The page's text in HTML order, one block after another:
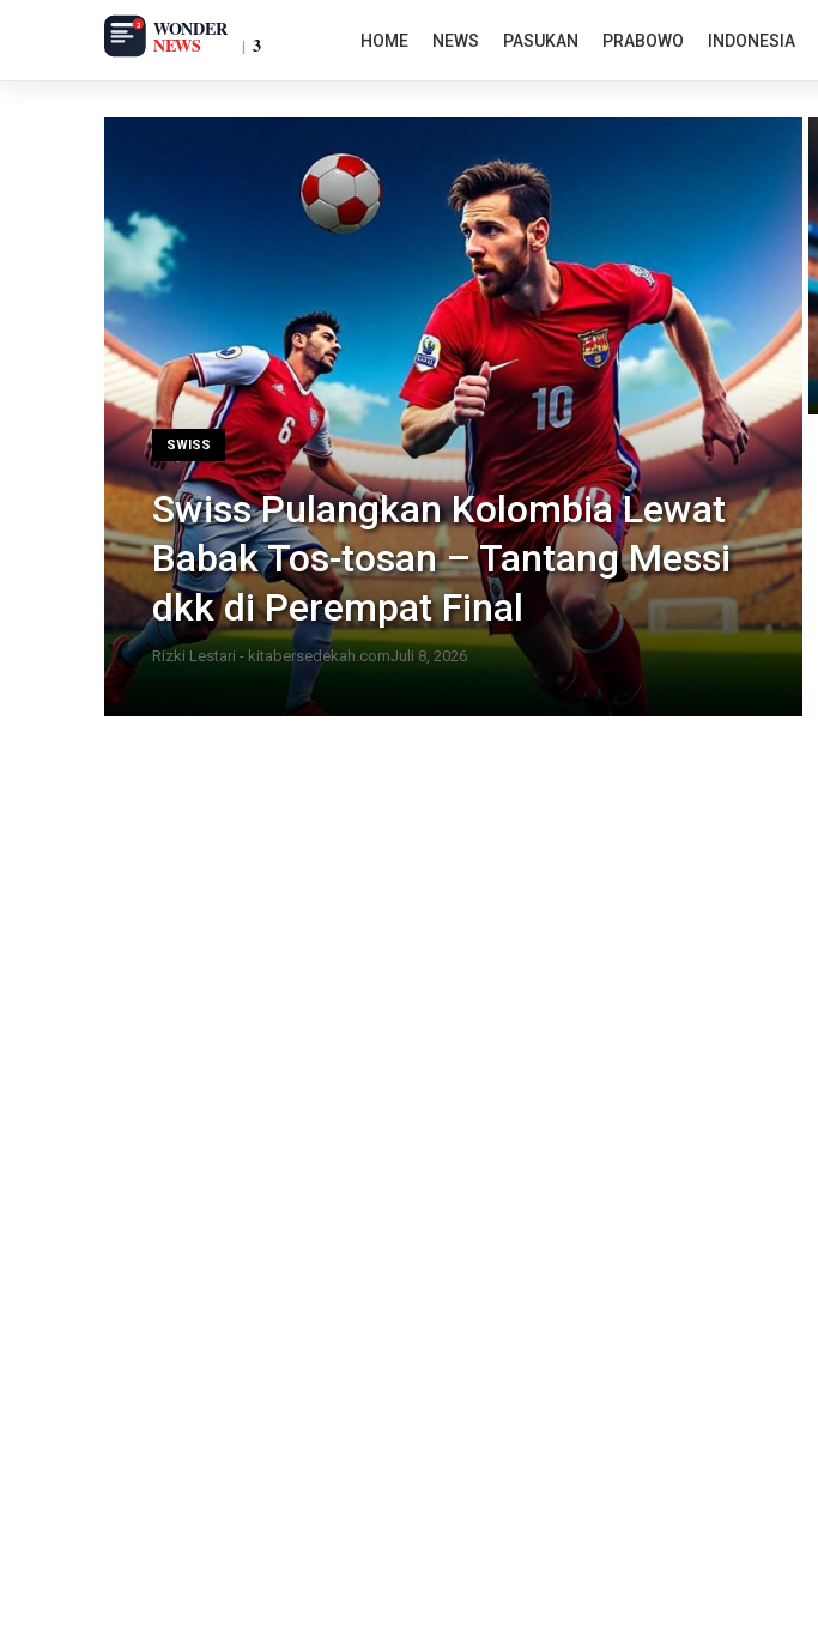
HOME NEWS PASUKAN PRABOWO INDONESIA
SWISS
Swiss Pulangkan Kolombia Lewat
Babak Tos-tosan – Tantang Messi
dkk di Perempat Final
Rizki Lestari - kitabersedekah.comJuli 8, 2026